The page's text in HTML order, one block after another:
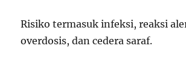
Risiko termasuk infeksi, reaksi
overdosis, dan cedera saraf.